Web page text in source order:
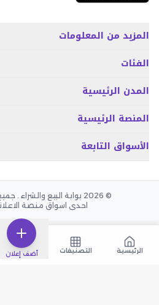
المزيد من المعلومات
الفئات
المدن الرئيسية
المنصة الرئيسية
الأسواق التابعة
© 2026 بوابة البيع والشراء . جميع الحقوق محفوظة.
احدى اسواق منصة
الرئيسية التصنيفات أضف إعلان